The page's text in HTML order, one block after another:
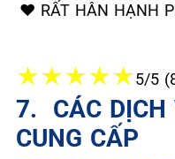
❤️ RẤT HÂN HẠNH
★★★★★5/5
7. ️ CÁC DỊCH
CUNG CẤP